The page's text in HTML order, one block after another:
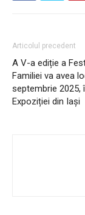
Articolul precedent
A V-a ediție a
Familiei va avea
septembrie 2025,
Expoziției din Iași